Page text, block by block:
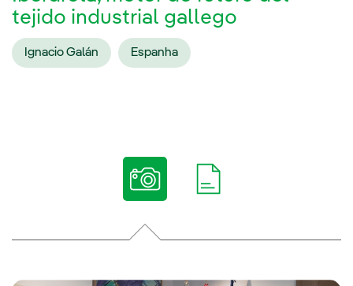
tejido industrial gallego
Ignacio Galán Espanha